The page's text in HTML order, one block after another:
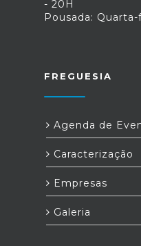
- 20H
Pousada:
FREGUESIA
Agenda de
Caracterização
Empresas
Galeria